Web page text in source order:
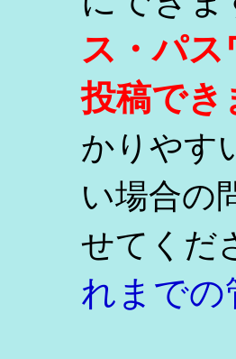
ス・パス
投稿でき
かりやす
い場合の
せてくだ
れまでの